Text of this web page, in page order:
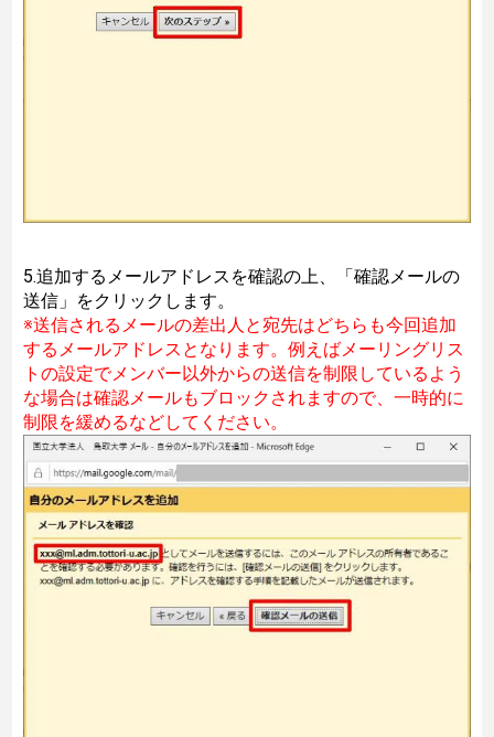
5.追加するメールアドレスを確認の上、「確認メールの
送信」をクリックします。
※送信されるメールの差出人と宛先はどちらも今回追加
するメールアドレスとなります。例えばメーリングリス
トの設定でメンバー以外からの送信を制限しているよう
な場合は確認メールもブロックされますので、一時的に
制限を緩めるなどしてください。